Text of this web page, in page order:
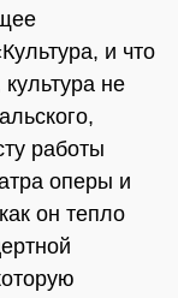
и что
не
работы
оперы и
он тепло